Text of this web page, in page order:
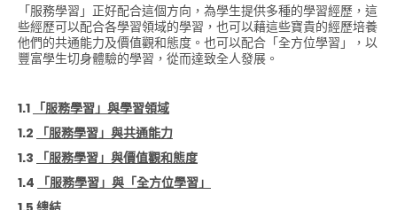
「服務學習」正好配合這個方向，為學生提供多種的學習經歷，這
些經歷可以配合各學習領域的學習，也可以藉這些寶貴的經歷培養
他們的共通能力及價值觀和態度。也可以配合「全方位學習」，以
豐富學生切身體驗的學習，從而達致全人發展。
1.1 「服務學習」與學習領域
1.2
「服務學習」與共通能力
1.3
「服務學習」與價值觀和態度
1.4
「服務學習」與「全方位學習」